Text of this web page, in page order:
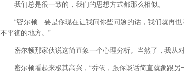
我们总是很一致的，我们的思想方式都那么相似。
“密尔顿，要是你现在让我问你些问题的话，我们就再也
不平衡的地方。”
密尔顿那家伙说这简直象一个心理分析。当然了，我从
密尔顿看起来极其高兴，“乔依，跟你谈话简直就象跟另